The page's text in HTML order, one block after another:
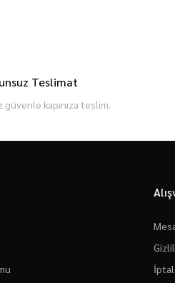
Teslimat
güvenle kapınıza teslim.